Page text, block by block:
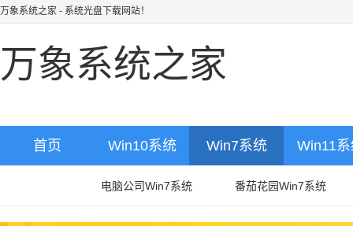
万象系统之家 - 系统光盘下载网站！
万象系统之家
首页 Win10系统 Win7系统 Win11
电脑公司Win7系统 番茄花园Win7系统